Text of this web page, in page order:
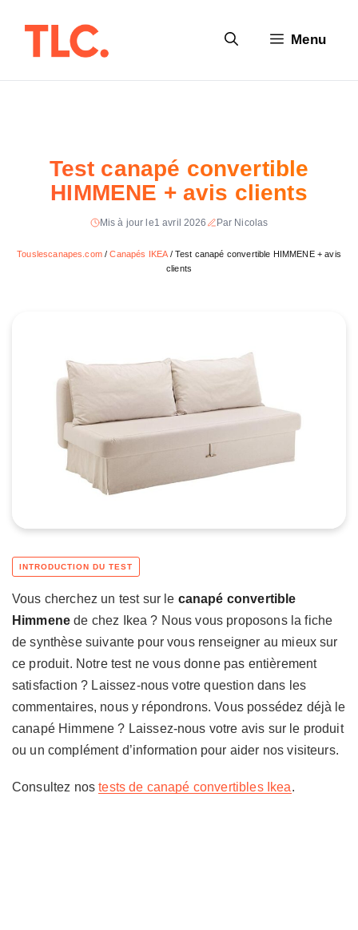
Menu
Test canapé convertible
HIMMENE + avis clients
Mis à jour le1 avril 2026 Par Nicolas
Touslescanapes.com/Canapés IKEA/ Test canapé convertible HIMMENE + avis
clients
Vous cherchez un test sur le canapé convertible
Himmene de chez Ikea ? Nous vous proposons la fiche
de synthèse suivante pour vous renseigner au mieux sur
ce produit. Notre test ne vous donne pas entièrement
satisfaction ? Laissez-nous votre question dans les
commentaires, nous y répondrons. Vous possédez déjà le
canapé Himmene ? Laissez-nous votre avis sur le produit
ou un complément d’information pour aider nos visiteurs.
Consultez nostests de canapé convertibles Ikea.